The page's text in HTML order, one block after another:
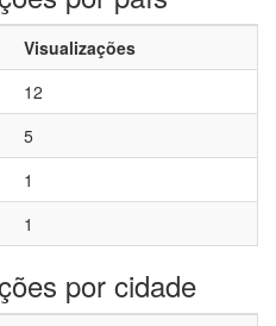
Visualizações
12
5
1
1
por cidade